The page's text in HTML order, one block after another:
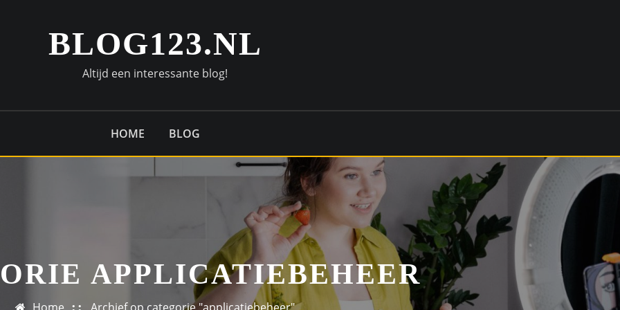
BLOG123.NL
Altijd een interessante blog!
HOME BLOG
APPLICATIEBEHEER